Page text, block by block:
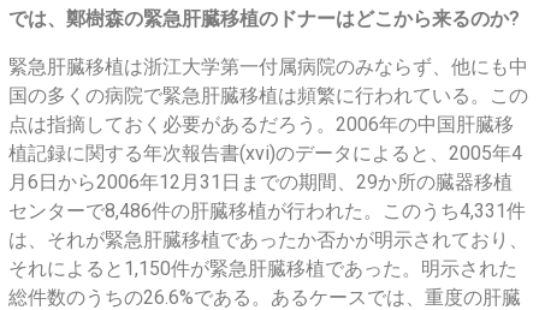
では、鄭樹森の緊急肝臓移植のドナーはどこから来るのか?
緊急肝臓移植は浙江大学第一付属病院のみならず、他にも中
国の多くの病院で緊急肝臓移植は頻繁に行われている。この
点は指摘しておく必要があるだろう。2006年の中国肝臓移
植記録に関する年次報告書(xvi)のデータによると、2005年4
月6日から2006年12月31日までの期間、29か所の臓器移植
センターで8,486件の肝臓移植が行われた。このうち4,331件
は、それが緊急肝臓移植であったか否かが明示されており、
それによると1,150件が緊急肝臓移植であった。明示された
総件数のうちの26.6%である。あるケースでは、重度の肝臓